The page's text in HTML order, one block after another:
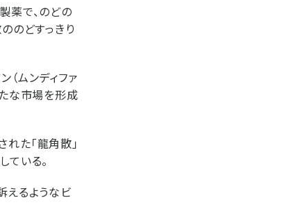
薬で、のどの
のどすっきり
ムンディファ
な市場を形成
た「龍角散」
ている。
えるようなビ